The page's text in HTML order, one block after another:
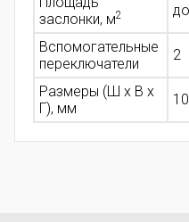
заслонки, м2
Вспомогательные
переключатели
2
Размеры (Ш х В х
Г), мм